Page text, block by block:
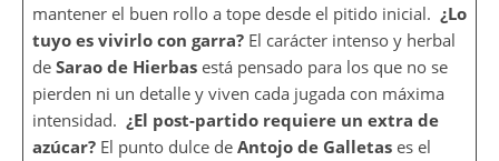
mantener el buen rollo a tope desde el pitido inicial. ¿Lo
tuyo es vivirlo con garra?El carácter intenso y herbal
de Sarao de Hierbasestá pensado para los que no se
pierden ni un detalle y viven cada jugada con máxima
intensidad. ¿El post-partido requiere un extra de
azúcar?El punto dulce de Antojo de Galletases el